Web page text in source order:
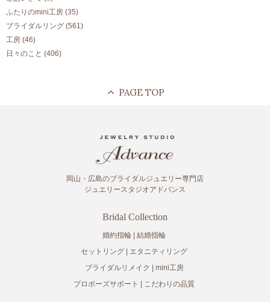
ふたりのmini工房 (35)
ブライダルリング (561)
工房 (46)
日々のこと (406)
岡山・広島のブライダルジュエリー専門店
ジュエリースタジオアドバンス
Bridal Collection
婚約指輪
結婚指輪
セットリング
エタニティリング
ブライダルリメイク
mini工房
プロポーズサポート
こだわりの品質